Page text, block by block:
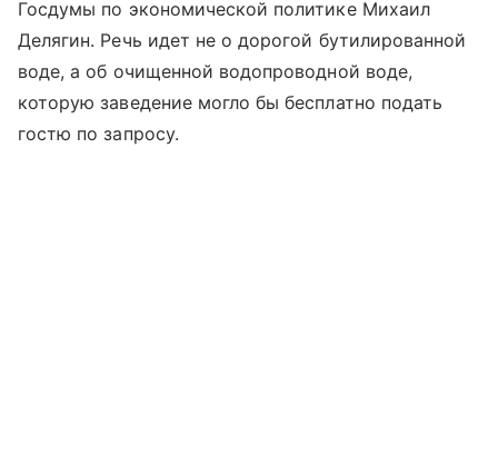
Госдумы по экономической политике Михаил
Делягин. Речь идет не о дорогой бутилированной
воде, а об очищенной водопроводной воде,
которую заведение могло бы бесплатно подать
гостю по запросу.